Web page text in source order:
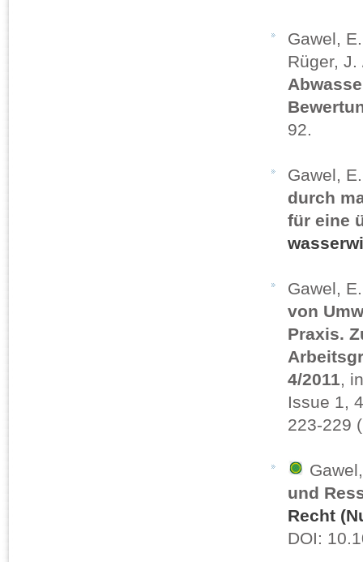
Gawel,
Rüger, J.
92.
Gawel,
durch
für eine
Gawel,
von
Praxis.
4/2011,
Issue 1,
223-229
und
Recht
DOI: